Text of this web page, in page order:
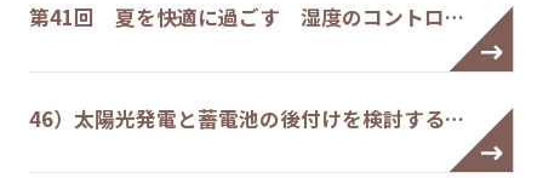
第41回 夏を快適に過ごす 湿度のコントロ…
46）太陽光発電と蓄電池の後付けを検討する…